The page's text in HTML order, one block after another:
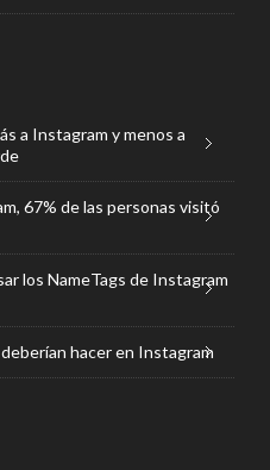
a Instagram y menos a
67% de las personas visitó
los NameTags de Instagram
hacer en Instagram